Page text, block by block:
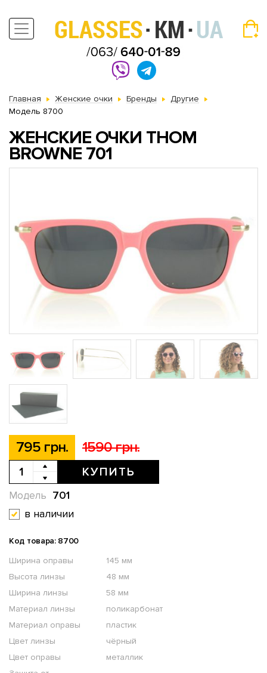
Главная Женские очки Бренды
Другие
Модель 8700
ЖЕНСКИЕ ОЧКИ THOM
BROWNE 701
795 грн. 1590 грн.
КУПИТЬ
701
Модель
в наличии
Код товара: 8700
Ширина оправы
145 мм
Высота линзы
48 мм
Ширина линзы
58 мм
Материал линзы
поликарбонат
Материал оправы
пластик
Цвет линзы
чёрный
Цвет оправы
металлик